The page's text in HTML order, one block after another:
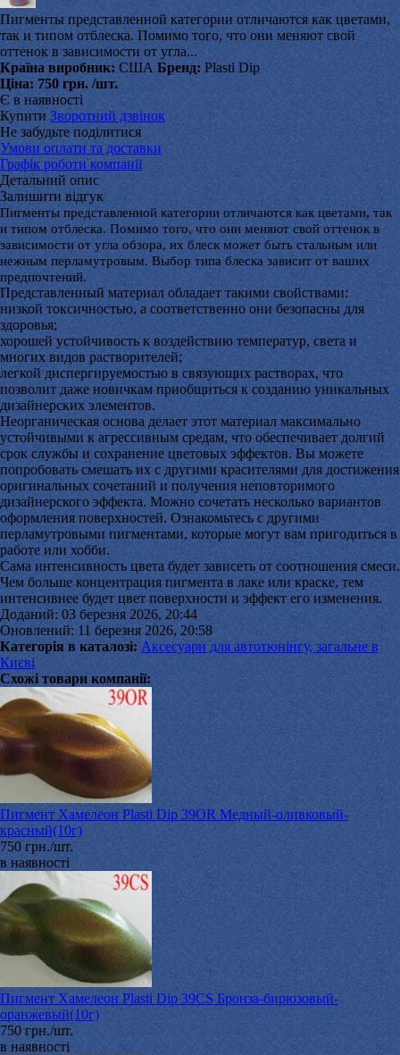
Пигменты представленной категории отличаются как цветами,
так и типом отблеска. Помимо того, что они меняют свой
оттенок в зависимости от угла...
Країна виробник: США Бренд: Plasti Dip
Ціна: 750 грн. /шт.
Є в наявності
Купити Зворотний дзвінок
Не забудьте поділитися
Умови оплати та доставки
Графік роботи компанії
Детальний опис
Залишити відгук
Пигменты представленной категории отличаются как цветами, так
и типом отблеска. Помимо того, что они меняют свой оттенок в
зависимости от угла обзора, их блеск может быть стальным или
нежным перламутровым. Выбор типа блеска зависит от ваших
предпочтений.
Представленный материал обладает такими свойствами:
низкой токсичностью, а соответственно они безопасны для
здоровья;
хорошей устойчивость к воздействию температур, света и
многих видов растворителей;
легкой диспергируемостью в связующих растворах, что
позволит даже новичкам приобщиться к созданию уникальных
дизайнерских элементов.
Неорганическая основа делает этот материал максимально
устойчивыми к агрессивным средам, что обеспечивает долгий
срок службы и сохранение цветовых эффектов. Вы можете
попробовать смешать их с другими красителями для достижения
оригинальных сочетаний и получения неповторимого
дизайнерского эффекта. Можно сочетать несколько вариантов
оформления поверхностей. Ознакомьтесь с другими
перламутровыми пигментами, которые могут вам пригодиться в
работе или хобби.
Сама интенсивность цвета будет зависеть от соотношения смеси.
Чем больше концентрация пигмента в лаке или краске, тем
интенсивнее будет цвет поверхности и эффект его изменения.
Доданий: 03 березня 2026, 20:44
Оновлений: 11 березня 2026, 20:58
Категорія в каталозі: Аксесуари для автотюнінгу, загальне в
Києві
Схожі товари компанії:
Пигмент Хамелеон Plasti Dip 39OR Медный-оливковый-
красный(10г)
750 грн./шт.
в наявності
Пигмент Хамелеон Plasti Dip 39CS Бронза-бирюзовый-
оранжевый(10г)
750 грн./шт.
в наявності